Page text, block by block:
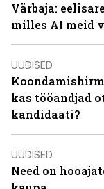
Värbaja:
milles AI meid
UUDISED
kas tööandjad
kandidaati?
UUDISED
Need on